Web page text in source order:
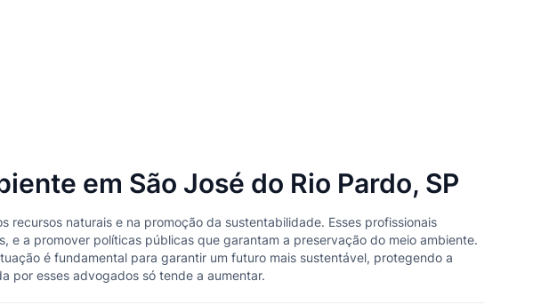
em São José do Rio Pardo, SP
naturais e na promoção da sustentabilidade. Esses profissionais
e a promover políticas públicas que garantam a preservação do meio ambiente.
é fundamental para garantir um futuro mais sustentável, protegendo a
por esses advogados só tende a aumentar.